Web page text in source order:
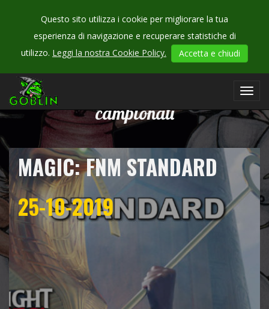
Questo sito utilizza i cookie per migliorare la tua
esperienza di navigazione e recuperare statistiche di
utilizzo. Leggi la nostra Cookie Policy. Accetta e chiudi
CHECK
campionati
MAGIC: FNM STANDARD
25-10-2019